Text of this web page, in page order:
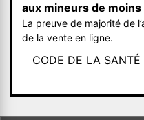
aux mineurs de moins
La preuve de majorité de
de la vente en ligne.
CODE DE LA